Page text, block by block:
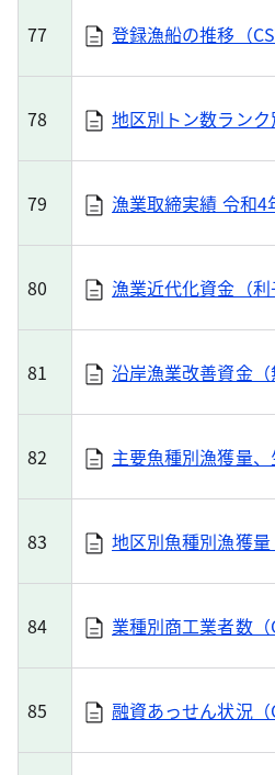
77 登録漁船の推移（
78 地区別トン数ラン
79 漁業取締実績 令和4
80 漁業近代化資金（利
81 沿岸漁業改善資金（
82 主要魚種別漁獲量、
83 地区別魚種別漁獲量
84 業種別商工業者数（
85 融資あっせん状況（